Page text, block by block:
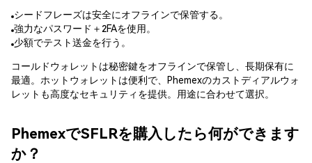
シードフレーズは安全にオフラインで保管する。
強力なパスワード＋2FAを使用。
少額でテスト送金を行う。
コールドウォレットは秘密鍵をオフラインで保管し、長期保有に
最適。ホットウォレットは便利で、Phemexのカストディアルウォ
レットも高度なセキュリティを提供。用途に合わせて選択。
PhemexでSFLRを購入したら何ができます
か？